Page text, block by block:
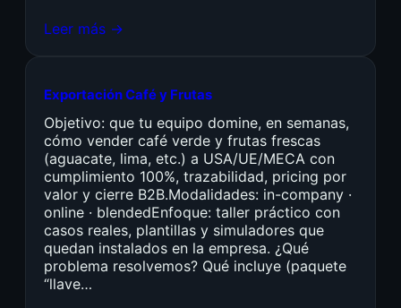
Leer más →
Exportación Café y Frutas
Objetivo: que tu equipo domine, en semanas,
cómo vender café verde y frutas frescas
(aguacate, lima, etc.) a USA/UE/MECA con
cumplimiento 100%, trazabilidad, pricing por
valor y cierre B2B.Modalidades: in-company ·
online · blendedEnfoque: taller práctico con
casos reales, plantillas y simuladores que
quedan instalados en la empresa. ¿Qué
problema resolvemos? Qué incluye (paquete
“llave…